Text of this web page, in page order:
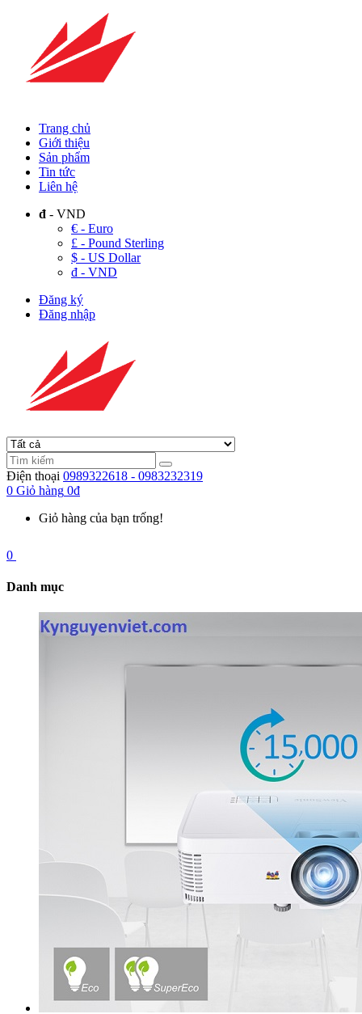
Trang chủ
Giới thiệu
Sản phẩm
Tin tức
Liên hệ
đ - VND
€ - Euro
£ - Pound Sterling
$ - US Dollar
đ - VND
Đăng ký
Đăng nhập
Điện thoại 0989322618 - 0983232319
0 Giỏ hàng 0đ
Giỏ hàng của bạn trống!
0
Danh mục